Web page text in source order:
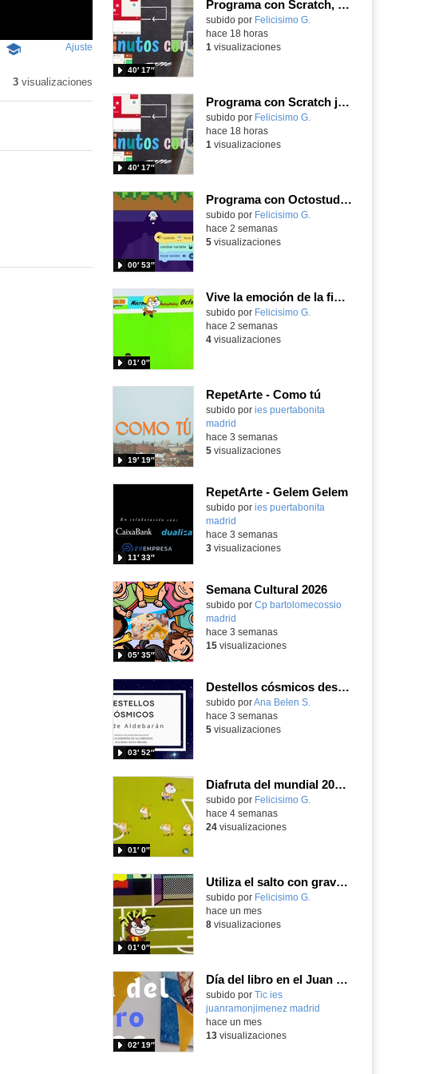
-
educativo
Ajuste
pantalla
3visualizaciones
Programa con Scratch, 8 diferentes juegos para vivir la emoción de los partidos de España en el mundial 2026
Contenido educativo.
subido por Felicisimo G.
40′ 17″
hace 18 horas
1 visualizaciones
Programa con Scratch juegos con los partidos del mundial 2026 ganados por España
Contenido educativo.
subido por Felicisimo G.
40′ 17″
hace 18 horas
1 visualizaciones
Programa con Octostudio, un juego moviendo la tablet para ganar con España, el mundial 2026
Contenido educativo.
subido por Felicisimo G.
00′ 53″
hace 2 semanas
5visualizaciones
Vive la emoción de la final del mundial 2026, programando con Scratch un juego de toques.
Contenido educativo.
subido por Felicisimo G.
01′ 0″
hace 2 semanas
4visualizaciones
RepetArte - Como tú
subido por ies puertabonita
madrid
19′ 19″
hace 3 semanas
5visualizaciones
RepetArte - Gelem Gelem
subido por ies puertabonita
madrid
11′ 33″
hace 3 semanas
3visualizaciones
Semana Cultural 2026
Contenido educativo.
subido por Cp bartolomecossio
madrid
05′ 35″
hace 3 semanas
15visualizaciones
Destellos cósmicos desde Aldebarán, alcanzar las estrellas
Contenido educativo.
subido porAna Belen S.
03′ 52″
hace 3 semanas
5visualizaciones
Diafruta del mundial 2026, programando con Scratch un juego de regates para el partido España contra Portugal
Contenido educativo.
subido por Felicisimo G.
01′ 0″
hace 4 semanas
24visualizaciones
Utiliza el salto con gravedad y las condiciones programando con Scratch para entrenar los saques de esquina para el partido contra Austria de la Selección
Contenido educativo.
subido por Felicisimo G.
01′ 0″
hace un mes
8visualizaciones
Día del libro en el Juan Ramón Jiménez 2026
Contenido educativo.
subido por Tic ies
juanramonjimenez madrid
02′ 19″
hace un mes
13visualizaciones